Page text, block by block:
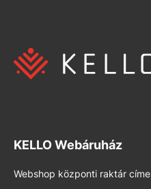
KELLO Webáruház
Webshop központi raktár címe